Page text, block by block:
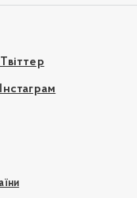
Твіттер
Інстаграм